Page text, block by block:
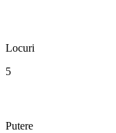
Locuri
5
Putere